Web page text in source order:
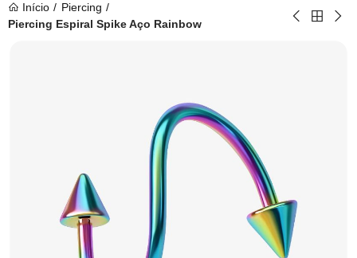
Início
Piercing
Piercing Espiral Spike Aço Rainbow